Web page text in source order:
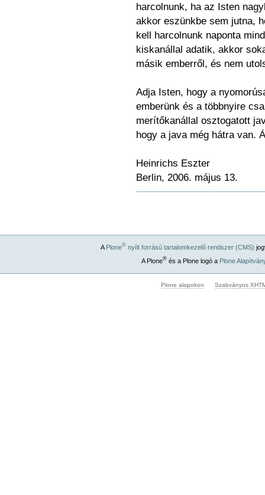
harcolnunk, ha az Isten
akkor eszünkbe sem jutna,
kell harcolnunk naponta
kiskanállal adatik, akkor
másik emberről, és nem
Adja Isten, hogy a
emberünk és a többnyire
merítőkanállal osztogatott
hogy a java még hátra van.
Heinrichs Eszter
Berlin, 2006. május 13.
A Plone® nyílt forrású tartalomkezelő rendszer (CMS)
A Plone®és a Plone logó a Plone
Plone alapokon Szabványos